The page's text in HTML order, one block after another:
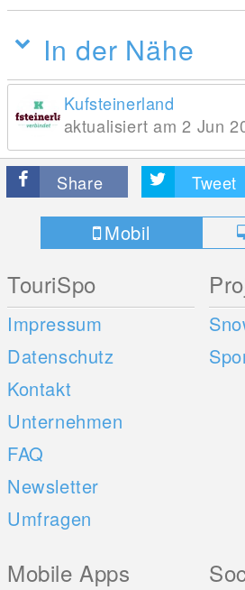
In der Nähe
Kufsteinerland
aktualisiert am 2 Jun
Share Tweet
Mobil
TouriSpo
Impressum
Datenschutz
Kontakt
Unternehmen
FAQ
Newsletter
Umfragen
Mobile Apps